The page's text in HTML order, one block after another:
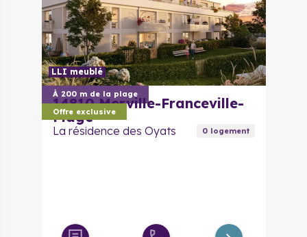
À 200 m de la plage
Offre exclusive
LLI meublé
14810 Merville-Franceville-
Plage
La résidence des Oyats 0logement